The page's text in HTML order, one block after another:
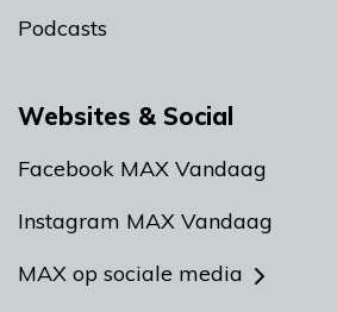
Podcasts
Websites & Social
Facebook MAX Vandaag
Instagram MAX Vandaag
MAX op sociale media